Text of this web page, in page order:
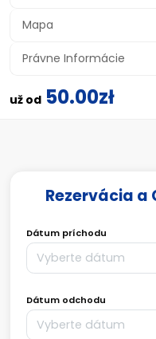
Mapa
Právne Informácie
už od 50.00zł
Rezervácia a
Dátum príchodu
Dátum odchodu